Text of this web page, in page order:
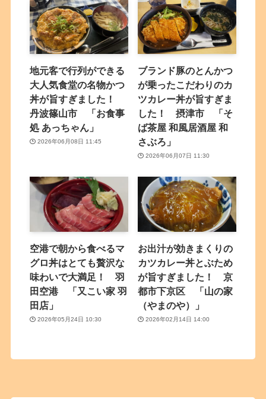
地元客で行列ができる
大人気食堂の名物かつ
丼が旨すぎました！
丹波篠山市 「お食事
処 あっちゃん」
2026年06月08日 11:45
ブランド豚のとんかつ
が乗ったこだわりのカ
ツカレー丼が旨すぎま
した！ 摂津市 「そ
ば茶屋 和風居酒屋 和
さぶろ」
2026年06月07日 11:30
空港で朝から食べるマ
グロ丼はとても贅沢な
味わいで大満足！ 羽
田空港 「又こい家 羽
田店」
2026年05月24日 10:30
お出汁が効きまくりの
カツカレー丼とぶため
が旨すぎました！ 京
都市下京区 「山の家
（やまのや）」
2026年02月14日 14:00